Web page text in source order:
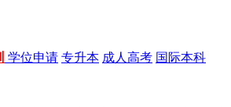
学位申请 专升本 成人高考 国际本科